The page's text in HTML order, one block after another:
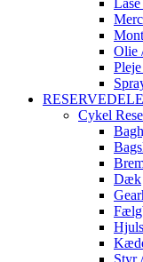
Olie
RESERVEDELE
Cykel
Dæk
Styr